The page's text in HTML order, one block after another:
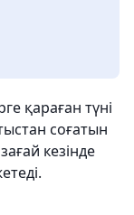
қараған түні
соғатын
кезінде